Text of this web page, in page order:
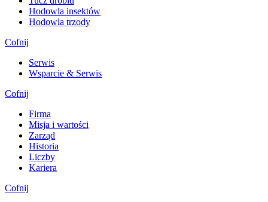
Hodowla insektów
Hodowla trzody
Cofnij
Serwis
Wsparcie & Serwis
Cofnij
Firma
Misja i wartości
Zarząd
Historia
Liczby
Kariera
Cofnij